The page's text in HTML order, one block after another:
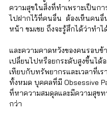
ความสุขในสิ่งที่ทำเพราะเป็นกา
ไปฝากไว้ที่คนอื่น  ต้องเห็นคน
หน้า ชมเชย ถึงจะรู้สึกได้ว่าทำไ
และความคาดหวังของคนรอบข้
เปลี่ยนไปหรือยกระดับสูงขึ้นได้อ
เทียบกับทรัพยากรและเวลาที่เร
ทั้งหมด บุคคลที่มี Obsessive
ที่หาความสมดุลและมีความสุขท
กว่า